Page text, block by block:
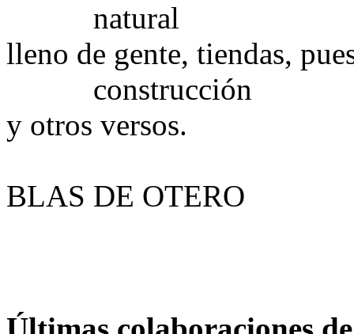
natural
lleno de gente, tiendas,
construcción
y otros versos.
BLAS DE OTERO